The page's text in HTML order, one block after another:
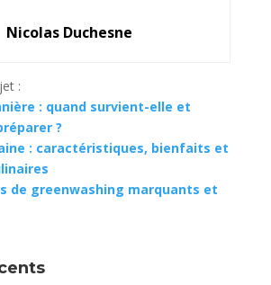
Nicolas Duchesne
:
: quand survient-elle et
?
: caractéristiques, bienfaits et
de greenwashing marquants et